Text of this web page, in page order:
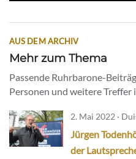
AUS DEM ARCHIV
Mehr zum Thema
Passende Ruhrbarone-
Personen und weitere Treffer
2. Mai 2022 ·
Jürgen
der